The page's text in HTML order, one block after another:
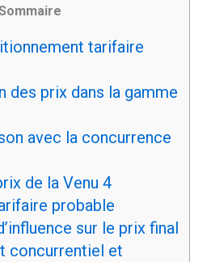
tarifaire
des prix dans la gamme
avec la concurrence
de la Venu 4
probable
sur le prix final
concurrentiel et